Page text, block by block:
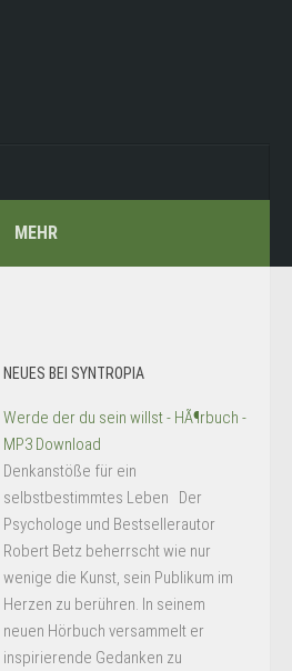
MEHR
NEUES BEI SYNTROPIA
Werde der du sein willst - HÃ¶rbuch -
MP3 Download
Denkanstöße für ein
selbstbestimmtes Leben Der
Psychologe und Bestsellerautor
Robert Betz beherrscht wie nur
wenige die Kunst, sein Publikum im
Herzen zu berühren. In seinem
neuen Hörbuch versammelt er
inspirierende Gedanken zu